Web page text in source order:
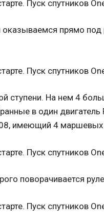
прямо под
ступени. На нем 4
в один
имеющий 4
поворачивается